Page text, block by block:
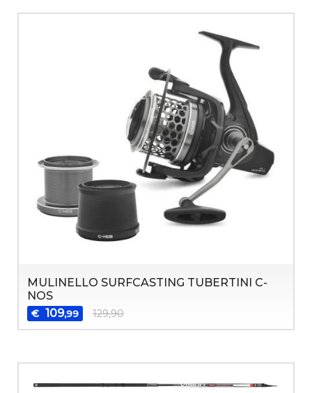
MULINELLO SURFCASTING TUBERTINI C-
NOS
€ 109,99 129,90